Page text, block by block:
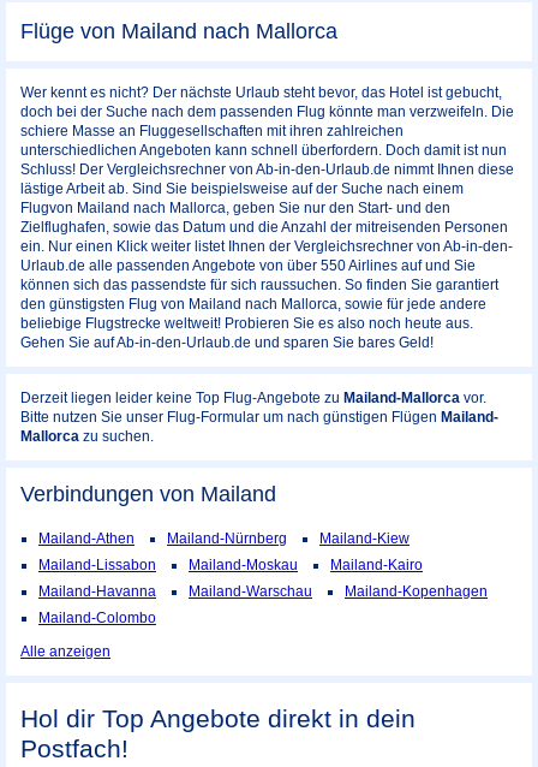
Flüge von Mailand nach Mallorca
Wer kennt es nicht? Der nächste Urlaub steht bevor, das Hotel ist gebucht,
doch bei der Suche nach dem passenden Flug könnte man verzweifeln. Die
schiere Masse an Fluggesellschaften mit ihren zahlreichen
unterschiedlichen Angeboten kann schnell überfordern. Doch damit ist nun
Schluss! Der Vergleichsrechner von Ab-in-den-Urlaub.de nimmt Ihnen diese
lästige Arbeit ab. Sind Sie beispielsweise auf der Suche nach einem
Flugvon Mailand nach Mallorca, geben Sie nur den Start- und den
Zielflughafen, sowie das Datum und die Anzahl der mitreisenden Personen
ein. Nur einen Klick weiter listet Ihnen der Vergleichsrechner von Ab-in-den-
Urlaub.de alle passenden Angebote von über 550 Airlines auf und Sie
können sich das passendste für sich raussuchen. So finden Sie garantiert
den günstigsten Flug von Mailand nach Mallorca, sowie für jede andere
beliebige Flugstrecke weltweit! Probieren Sie es also noch heute aus.
Gehen Sie auf Ab-in-den-Urlaub.de und sparen Sie bares Geld!
Derzeit liegen leider keine Top Flug-Angebote zu Mailand-Mallorca vor.
Bitte nutzen Sie unser Flug-Formular um nach günstigen Flügen Mailand-
Mallorca zu suchen.
Verbindungen von Mailand
Mailand-Athen Mailand-Nürnberg
Mailand-Kiew
Mailand-Lissabon
Mailand-Moskau
Mailand-Kairo
Mailand-Havanna
Mailand-Warschau
Mailand-Kopenhagen
Mailand-Colombo
Alle anzeigen
Hol dir Top Angebote direkt in dein
Postfach!